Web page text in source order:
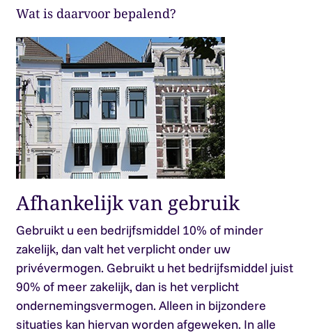
Wat is daarvoor bepalend?
Afhankelijk van gebruik
Gebruikt u een bedrijfsmiddel 10% of minder
zakelijk, dan valt het verplicht onder uw
privévermogen. Gebruikt u het bedrijfsmiddel juist
90% of meer zakelijk, dan is het verplicht
ondernemingsvermogen. Alleen in bijzondere
situaties kan hiervan worden afgeweken. In alle